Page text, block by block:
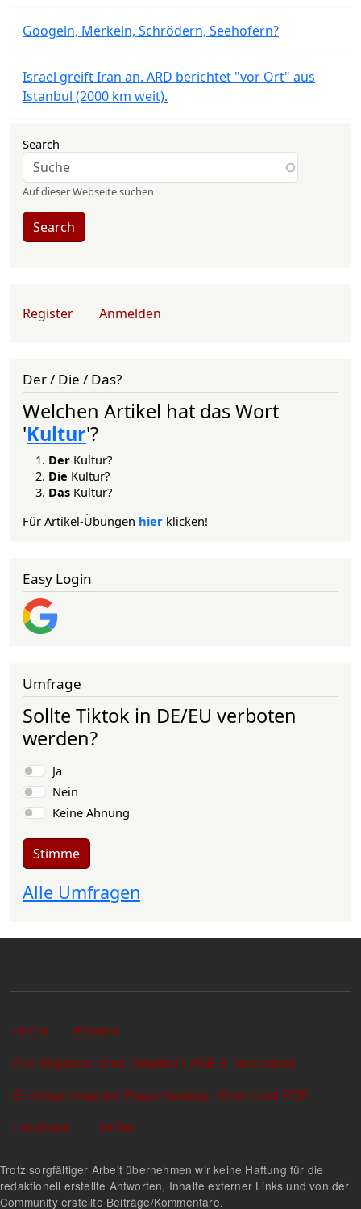
Googeln, Merkeln, Schrödern, Seehofern?
Israel greift Iran an. ARD berichtet "vor Ort" aus
Istanbul (2000 km weit).
Search
Auf dieser Webseite suchen
Search
User account menu
Register Anmelden
Der / Die / Das?
Welchen Artikel hat das Wort
'Kultur'?
Der Kultur?
Die Kultur?
Das Kultur?
Für Artikel-Übungen hier klicken!
Easy Login
Umfrage
Sollte Tiktok in DE/EU verboten
werden?
Auswahlmöglichkeiten
Ja
Nein
Keine Ahnung
Stimme
Alle Umfragen
Sekundärlinks
Home
Kontakt
Alle Angaben ohne Gewähr! | AGB & Impressum
Einbürgerungstest Fragenkatalog - Download PDF
Facebook
Twitter
Trotz sorgfältiger Arbeit übernehmen wir keine Haftung für die
redaktionell erstellte Antworten, Inhalte externer Links und von der
Community erstellte Beiträge/Kommentare.